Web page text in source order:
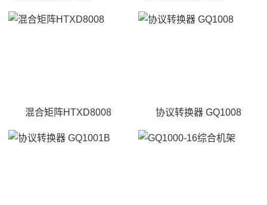
混合矩阵HTXD8008 协议转换器 GQ1008